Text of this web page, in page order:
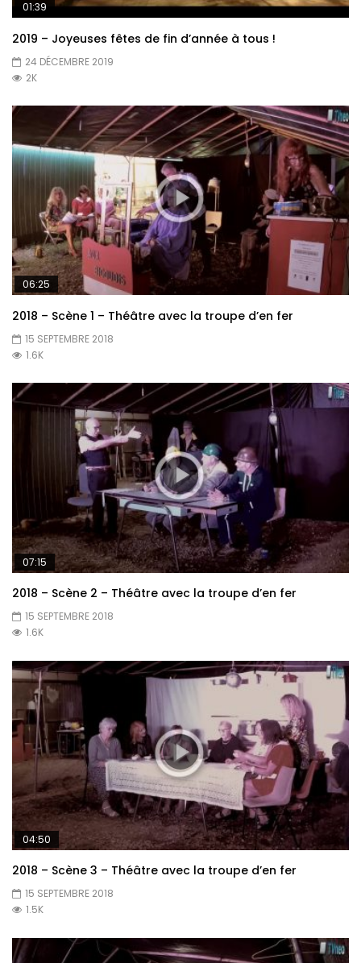
01:39
2019 – Joyeuses fêtes de fin d’année à tous !
24 DÉCEMBRE 2019
2K
06:25
2018 – Scène 1 – Théâtre avec la troupe d’en fer
15 SEPTEMBRE 2018
1.6K
07:15
2018 – Scène 2 – Théâtre avec la troupe d’en fer
15 SEPTEMBRE 2018
1.6K
04:50
2018 – Scène 3 – Théâtre avec la troupe d’en fer
15 SEPTEMBRE 2018
1.5K